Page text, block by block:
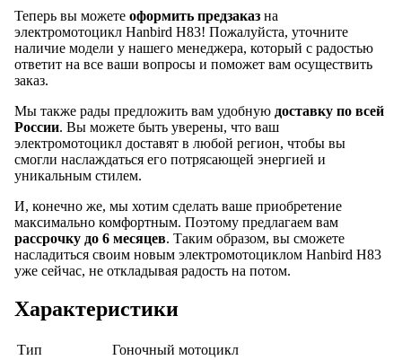
Теперь вы можете оформить предзаказ на
электромотоцикл Hanbird H83! Пожалуйста, уточните
наличие модели у нашего менеджера, который с радостью
ответит на все ваши вопросы и поможет вам осуществить
заказ.
Мы также рады предложить вам удобную доставку по всей
России. Вы можете быть уверены, что ваш
электромотоцикл доставят в любой регион, чтобы вы
смогли наслаждаться его потрясающей энергией и
уникальным стилем.
И, конечно же, мы хотим сделать ваше приобретение
максимально комфортным. Поэтому предлагаем вам
рассрочку до 6 месяцев. Таким образом, вы сможете
насладиться своим новым электромотоциклом Hanbird H83
уже сейчас, не откладывая радость на потом.
Характеристики
Тип
Гоночный мотоцикл